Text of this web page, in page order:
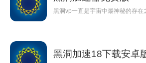
黑洞vp一直是宇宙中最神秘的存
黑洞加速18下载安卓